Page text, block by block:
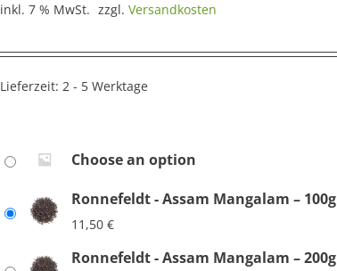
inkl. 7 % MwSt. zzgl. Versandkosten
Lieferzeit: 2 - 5 Werktage
Choose an option
Ronnefeldt - Assam Mangalam – 100g
11,50 €
Ronnefeldt - Assam Mangalam – 200g